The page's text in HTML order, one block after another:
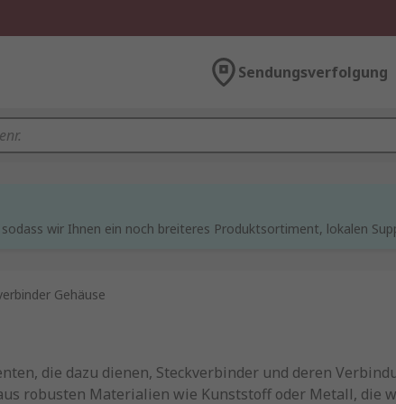
Sendungsverfolgung
wir Ihnen ein noch breiteres Produktsortiment, lokalen
Gehäuse
die dazu dienen, Steckverbinder und deren
robusten Materialien wie Kunststoff oder Metall, die